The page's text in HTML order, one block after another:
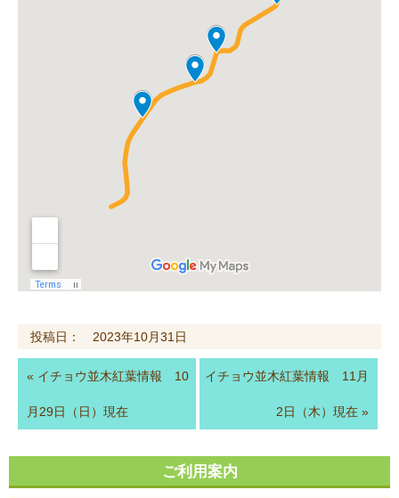
投稿日： 2023年10月31日
« イチョウ並木紅葉情報 10
月29日（日）現在
イチョウ並木紅葉情報 11月
2日（木）現在»
ご利用案内